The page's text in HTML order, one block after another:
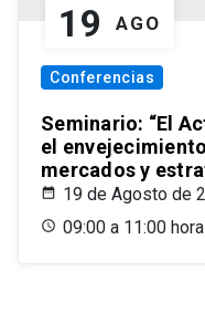
19 AGO
Conferencias
Seminario: “El
el
mercados y
19 de Agosto de
09:00 a 11:00